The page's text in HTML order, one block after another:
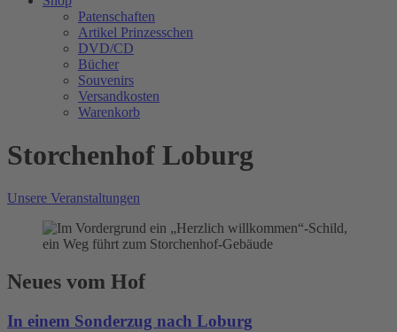
Patenschaften
Artikel Prinzesschen
DVD/CD
Bücher
Souvenirs
Versandkosten
Warenkorb
Storchenhof Loburg
Unsere Veranstaltungen
Neues vom Hof
In einem Sonderzug nach Loburg